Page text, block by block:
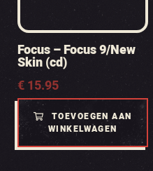
Focus – Focus 9/New
Skin (cd)
€15.95
TOEVOEGEN AAN
WINKELWAGEN